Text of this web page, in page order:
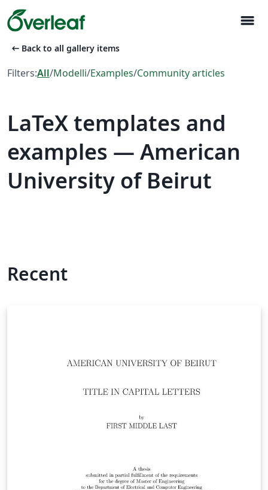
menu
arrow_left_alt Back to all gallery items
Filters:All/Modelli/Examples/Community articles
LaTeX templates and
examples — American
University of Beirut
Recent